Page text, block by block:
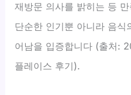
재방문 의사를 밝히는 등
단순한 인기뿐 아니라 음식
어남을 입증합니다 (출처:
플레이스 후기).